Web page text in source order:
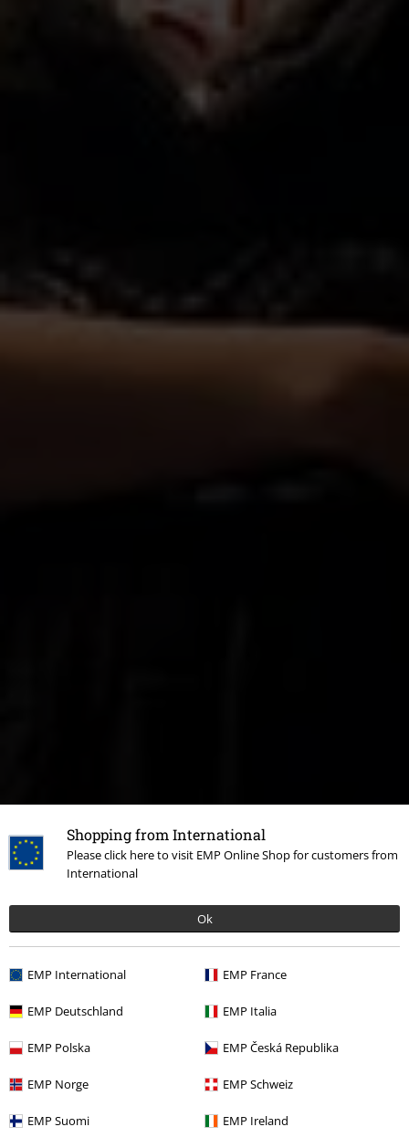
Shopping from International
Please click here to visit EMP Online Shop for customers from
International
Ok
EMP International EMP France
EMP Deutschland EMP Italia
EMP Polska EMP Česká Republika
EMP Norge EMP Schweiz
EMP Suomi EMP Ireland